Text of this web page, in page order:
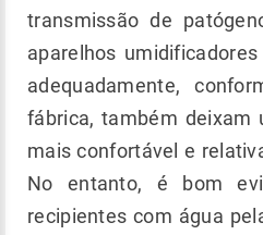
transmissão de
aparelhos
adequadamente,
fábrica, também deixam
mais confortável e
No entanto, é bom
recipientes com água